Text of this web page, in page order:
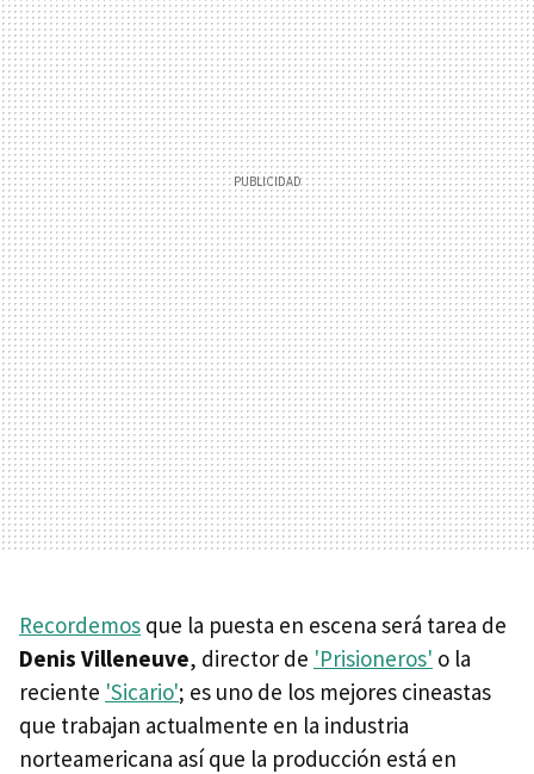
Recordemos que la puesta en escena será tarea de
Denis Villeneuve, director de 'Prisioneros' o la
reciente 'Sicario'; es uno de los mejores cineastas
que trabajan actualmente en la industria
norteamericana así que la producción está en